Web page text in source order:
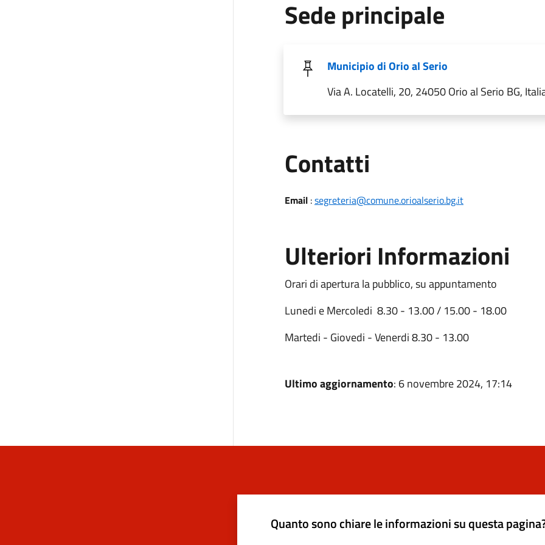
Sede principale
Municipio di Orio al Serio
Via A. Locatelli, 20, 24050 Orio al Serio BG,
Contatti
Email:segreteria@comune.orioalserio.bg.it
Ulteriori Informazioni
Orari di apertura la pubblico, su appuntamento
Lunedi e Mercoledi 8.30 - 13.00 / 15.00 - 18.00
Martedi - Giovedi - Venerdi 8.30 - 13.00
Ultimo aggiornamento: 6 novembre 2024, 17:14
Quanto sono chiare le informazioni su questa